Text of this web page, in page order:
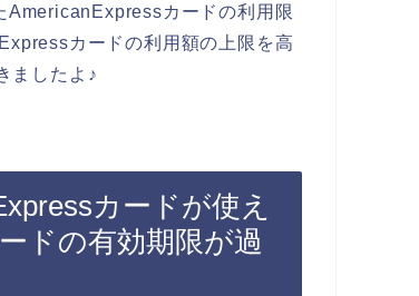
AmericanExpressカードの利用限
カードの利用額の上限を高
ましたよ♪
カードが使え
ドの有効期限が過